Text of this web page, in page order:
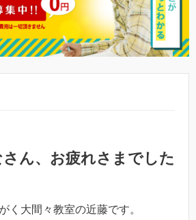
ん、お疲れさまでした
く大間々教室の近藤です。